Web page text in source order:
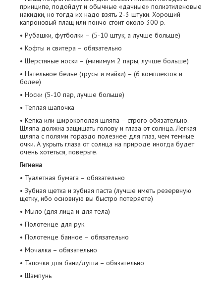
принципе, подойдут и обычные «дачные» полиэтиленовые
накидки, но тогда их надо взять 2-3 штуки. Хороший
капроновый плащ или пончо стоит около 300 р.
• Рубашки, футболки – (5-10 штук, а лучше больше)
• Кофты и свитера – обязательно
• Шерстяные носки – (минимум 2 пары, лучше больше)
• Нательное белье (трусы и майки) – (6 комплектов и
более)
• Носки (5-10 пар, лучше больше)
• Теплая шапочка
• Кепка или широкополая шляпа – строго обязательно.
Шляпа должна защищать голову и глаза от солнца. Легкая
шляпа с полями гораздо полезнее для глаз, чем темные
очки. А укрыть глаза от солнца на природе иногда будет
очень хотеться, поверьте.
Гигиена
• Туалетная бумага – обязательно
• Зубная щетка и зубная паста (лучше иметь резервную
щетку, ибо основную вы быстро потеряете)
• Мыло (для лица и для тела)
• Полотенце для рук
• Полотенце банное – обязательно
• Мочалка – обязательно
• Тапочки для бани/душа – обязательно
• Шампунь